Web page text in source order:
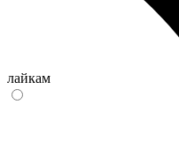
лайкам